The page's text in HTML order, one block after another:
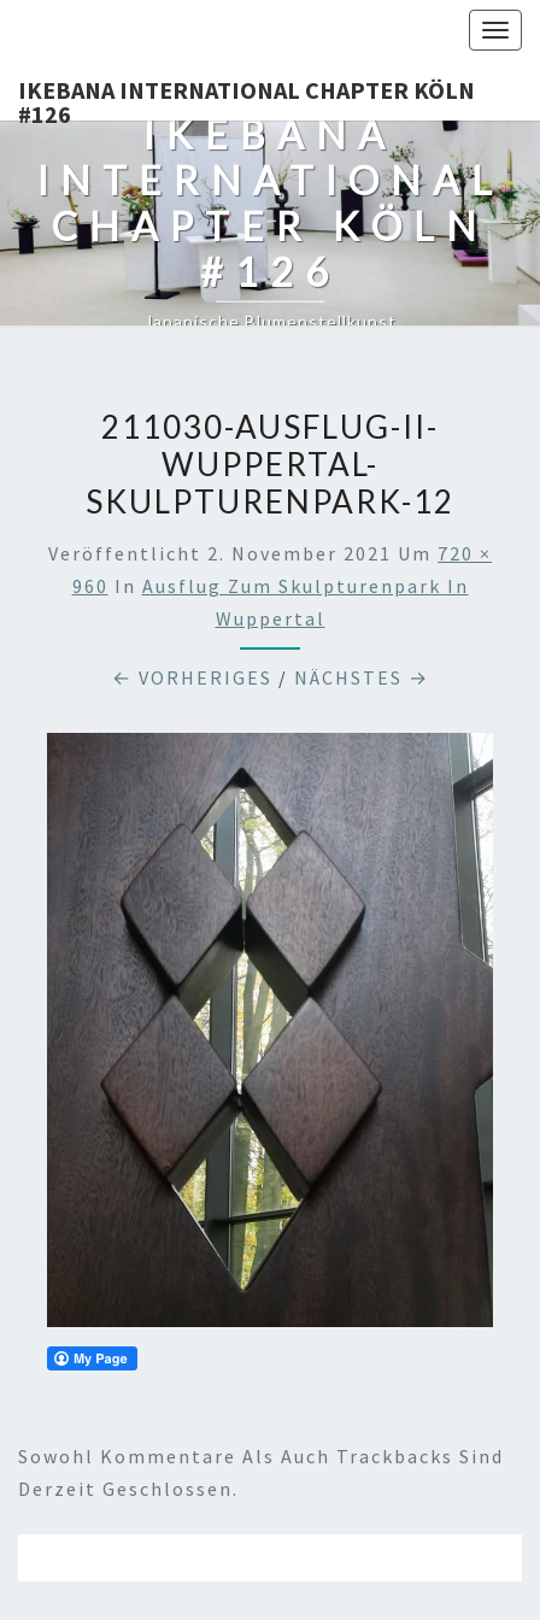
IKEBANA INTERNATIONAL CHAPTER KÖLN
#126
IKEBANA
INTERNATIONAL
CHAPTER KÖLN
#126
Japanische Blumenstellkunst
211030-AUSFLUG-II-
WUPPERTAL-
SKULPTURENPARK-12
Veröffentlicht 2. November 2021 Um 720 ×
960 In Ausflug Zum Skulpturenpark In
Wuppertal
← VORHERIGES / NÄCHSTES →
Sowohl Kommentare Als Auch Trackbacks Sind
Derzeit Geschlossen.